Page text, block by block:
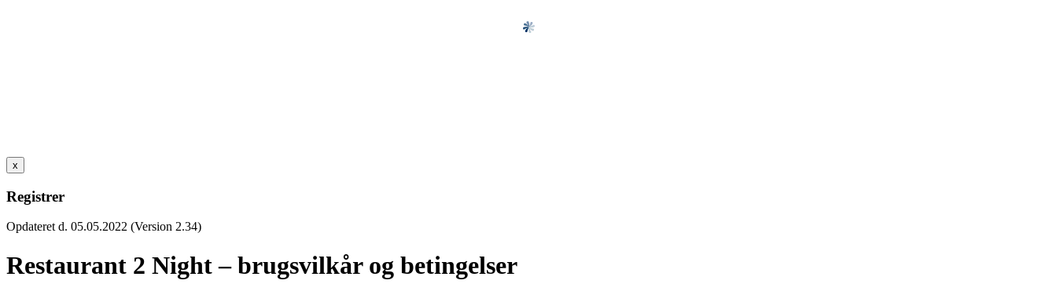
x
Registrer
Opdateret d. 05.05.2022 (Version 2.34)
Restaurant 2 Night – brugsvilkår og betingelser